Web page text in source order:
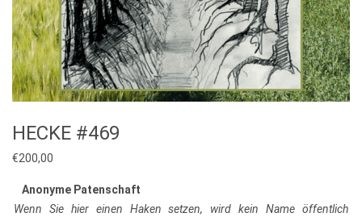
HECKE #469
€200,00
Anonyme Patenschaft
Wenn Sie hier einen Haken setzen, wird kein Name öffentlich